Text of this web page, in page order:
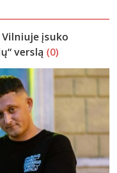
įsuko
verslą (0)